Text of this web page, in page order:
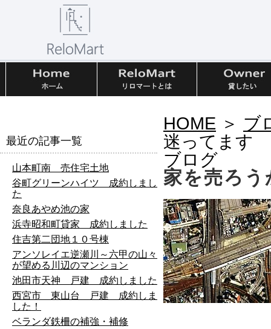
HOME ＞ ブ
迷ってます
ブログ
家を売ろ
最近の記事一覧
山本町南 売住宅土地
谷町グリーンハイツ 成約しまし
た
奈良あやめ池の家
浜寺昭和町貸家 成約しました
住吉第二団地１０号棟
アンソレイエ逆瀬川～六甲の山々
が望める川辺のマンション
池田市天神 戸建 成約しました
西宮市 東山台 戸建 成約しま
した！
ベランダ鉄柵の補強・補修